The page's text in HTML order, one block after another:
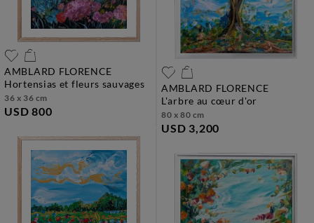
AMBLARD FLORENCE
hortensias et fleurs sauvages
36 x 36 cm
USD 800
AMBLARD FLORENCE
l'arbre au cœur d'or
80 x 80 cm
USD 3,200